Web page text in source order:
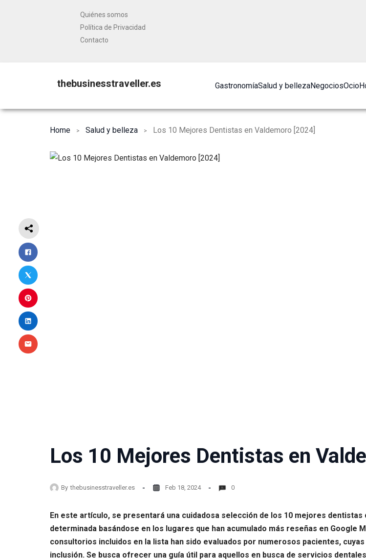
Quiénes somos
Política de Privacidad
Contacto
thebusinesstraveller.es GastronomíaSalud y bellezaNegociosOcio
Home Salud y belleza Los 10 Mejores Dentistas en Valdemoro [2024]
Los 10 Mejores Dentistas en
By thebusinesstraveller.es Feb 18, 2024 0
En este artículo, se presentará una cuidadosa selección de los 10 mejores
determinada basándose en los lugares que han acumulado más reseñas en Google
consultorios incluidos en la lista han sido evaluados por numerosos pacientes,
inclusión. Se busca ofrecer una guía útil para aquellos en busca de servicios